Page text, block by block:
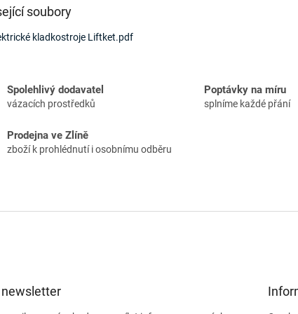
soubory
kladkostroje Liftket.pdf
Spolehlivý dodavatel
vázacích prostředků
Poptávky na míru
splníme každé přání
Prodejna ve Zlíně
zboží k prohlédnutí i osobnímu odběru